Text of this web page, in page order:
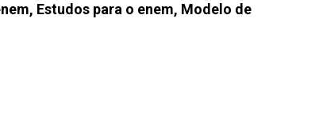
Estudos para o enem, Modelo de